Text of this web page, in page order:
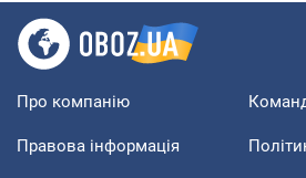
Про компанію
Правова інформація